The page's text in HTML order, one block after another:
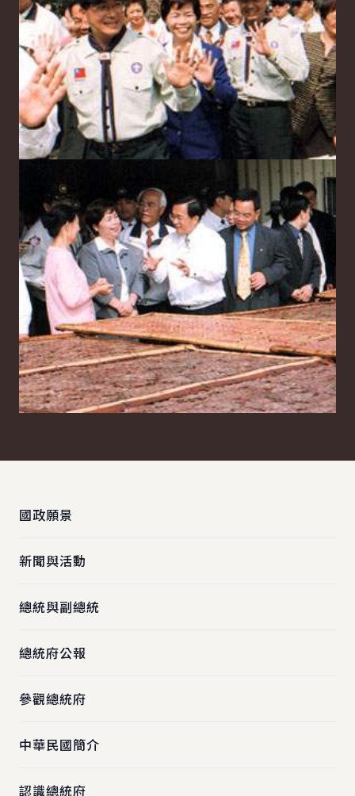
國政願景
新聞與活動
總統與副總統
總統府公報
參觀總統府
中華民國簡介
認識總統府